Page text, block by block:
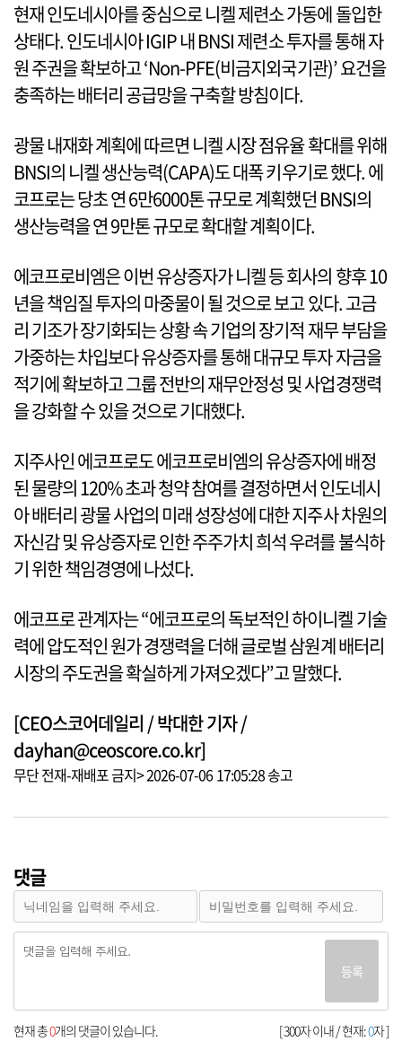
현재 인도네시아를 중심으로 니켈 제련소 가동에 돌입한
상태다. 인도네시아 IGIP 내 BNSI 제련소 투자를 통해 자
원 주권을 확보하고 ‘Non-PFE(비금지외국기관)’ 요건을
충족하는 배터리 공급망을 구축할 방침이다.
광물 내재화 계획에 따르면 니켈 시장 점유율 확대를 위해
BNSI의 니켈 생산능력(CAPA)도 대폭 키우기로 했다. 에
코프로는 당초 연 6만6000톤 규모로 계획했던 BNSI의
생산능력을 연 9만톤 규모로 확대할 계획이다.
에코프로비엠은 이번 유상증자가 니켈 등 회사의 향후 10
년을 책임질 투자의 마중물이 될 것으로 보고 있다. 고금
리 기조가 장기화되는 상황 속 기업의 장기적 재무 부담을
가중하는 차입보다 유상증자를 통해 대규모 투자 자금을
적기에 확보하고 그룹 전반의 재무안정성 및 사업경쟁력
을 강화할 수 있을 것으로 기대했다.
지주사인 에코프로도 에코프로비엠의 유상증자에 배정
된 물량의 120% 초과 청약 참여를 결정하면서 인도네시
아 배터리 광물 사업의 미래 성장성에 대한 지주사 차원의
자신감 및 유상증자로 인한 주주가치 희석 우려를 불식하
기 위한 책임경영에 나섰다.
에코프로 관계자는 “에코프로의 독보적인 하이니켈 기술
력에 압도적인 원가 경쟁력을 더해 글로벌 삼원계 배터리
시장의 주도권을 확실하게 가져오겠다”고 말했다.
[CEO스코어데일리 / 박대한 기자 /
dayhan@ceoscore.co.kr]
무단 전재-재배포 금지> 2026-07-06 17:05:28 송고
댓글
등록
[ 300자 이내 / 현재:0자 ]
현재 총0개의 댓글이 있습니다.